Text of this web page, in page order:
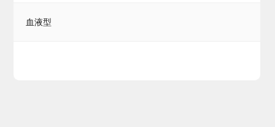
血液型